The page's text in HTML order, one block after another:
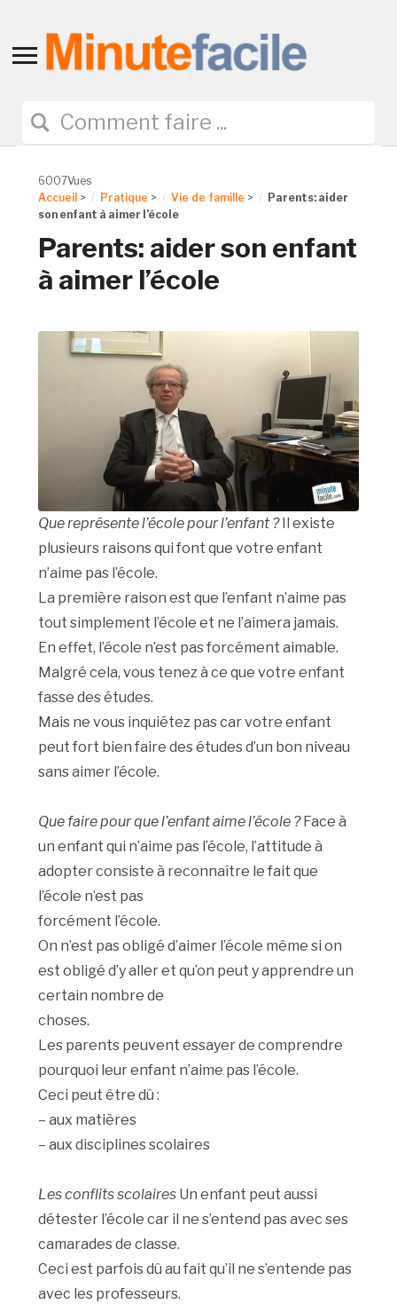
Toggle
navigation
6007Vues
Accueil > Pratique > Vie de famille >
Parents: aider
son enfant à aimer l’école
Parents: aider son enfant
à aimer l’école
Que représente l’école pour l’enfant ?Il existe
plusieurs raisons qui font que votre enfant
n’aime pas l’école.
La première raison est que l’enfant n’aime pas
tout simplement l’école et ne l’aimera jamais.
En effet, l’école n’est pas forcément aimable.
Malgré cela, vous tenez à ce que votre enfant
fasse des études.
Mais ne vous inquiétez pas car votre enfant
peut fort bien faire des études d’un bon niveau
sans aimer l’école.
Que faire pour que l’enfant aime l’école ?Face à
un enfant qui n’aime pas l’école, l’attitude à
adopter consiste à reconnaître le fait que
l’école n’est pas
forcément l’école.
On n’est pas obligé d’aimer l’école même si on
est obligé d’y aller et qu’on peut y apprendre un
certain nombre de
choses.
Les parents peuvent essayer de comprendre
pourquoi leur enfant n’aime pas l’école.
Ceci peut être dû :
– aux matières
– aux disciplines scolaires
Les conflits scolaires Un enfant peut aussi
détester l’école car il ne s’entend pas avec ses
camarades de classe.
Ceci est parfois dû au fait qu’il ne s’entende pas
avec les professeurs.